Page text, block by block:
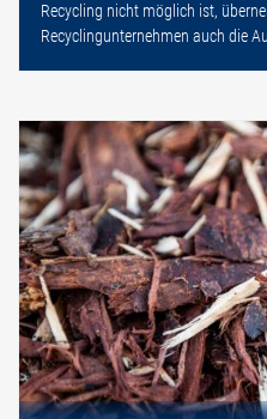
Recycling nicht möglich ist,
Recyclingunternehmen auch die